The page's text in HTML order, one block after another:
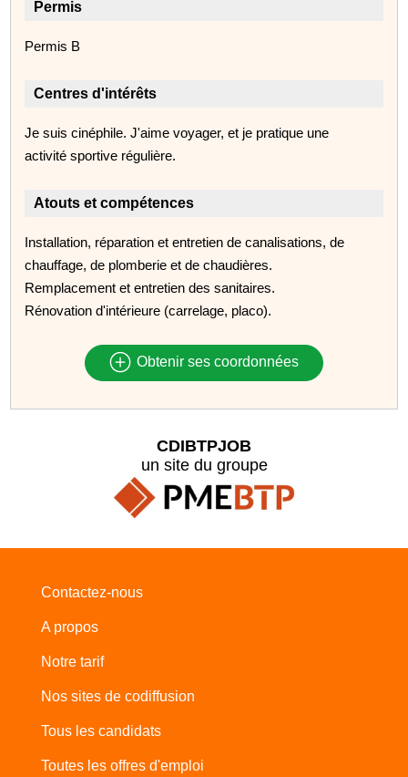
Permis
Permis B
Centres d'intérêts
Je suis cinéphile. J'aime voyager, et je pratique une
activité sportive régulière.
Atouts et compétences
Installation, réparation et entretien de canalisations, de
chauffage, de plomberie et de chaudières.
Remplacement et entretien des sanitaires.
Rénovation d'intérieure (carrelage, placo).
Obtenir ses coordonnées
CDIBTPJOB
un site du groupe
Contactez-nous
A propos
Notre tarif
Nos sites de codiffusion
Tous les candidats
Toutes les offres d'emploi